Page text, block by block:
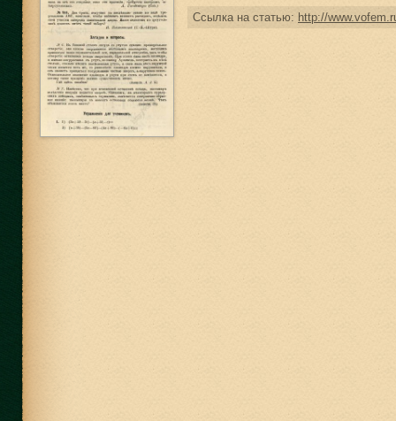
Ссылка на статью: http://